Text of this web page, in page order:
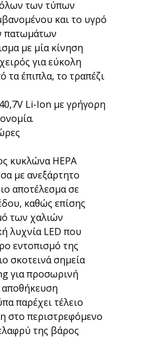
των τύπων
και το υγρό
πατωμάτων
με μία κίνηση
για εύκολη
έπιπλα, το τραπέζι
Li-Ion με γρήγορη
κυκλώνα HEPA
με ανεξάρτητο
αποτέλεσμα σε
καθώς επίσης
των χαλιών
λυχνία LED που
εντοπισμό της
σκοτεινά σημεία
για προσωρινή
παρέχει τέλειο
στο περιστρεφόμενο
της βάρος